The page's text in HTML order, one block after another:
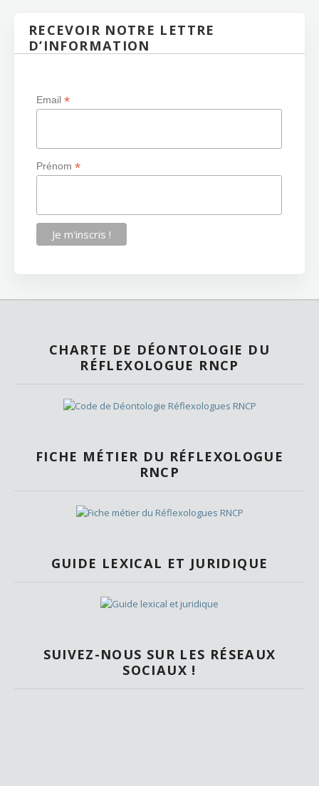
RECEVOIR NOTRE LETTRE
D’INFORMATION
Email*
Prénom*
CHARTE DE DÉONTOLOGIE DU
RÉFLEXOLOGUE RNCP
FICHE MÉTIER DU RÉFLEXOLOGUE
RNCP
GUIDE LEXICAL ET JURIDIQUE
SUIVEZ-NOUS SUR LES RÉSEAUX
SOCIAUX !